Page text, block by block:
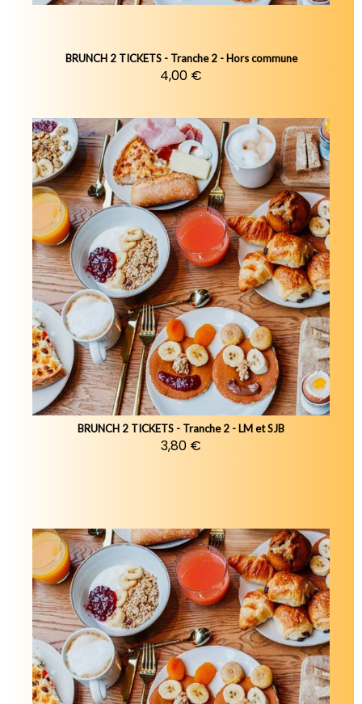
BRUNCH 2 TICKETS - Tranche 2 - Hors commune
4,00 €
BRUNCH 2 TICKETS - Tranche 2 - LM et SJB
3,80 €